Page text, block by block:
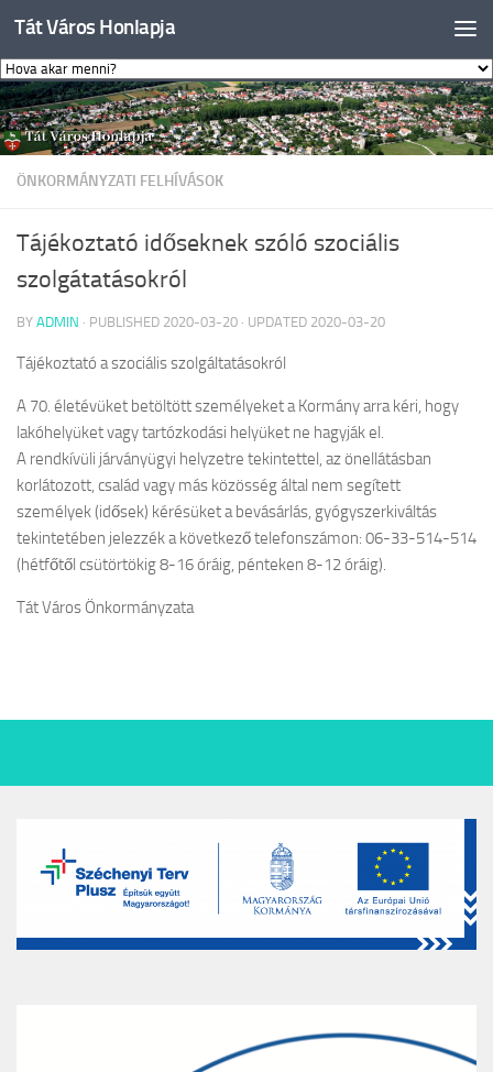
Skip to content
Tát Város Honlapja
ÖNKORMÁNYZATI FELHÍVÁSOK
Tájékoztató időseknek szóló szociális
szolgátatásokról
BY ADMIN · PUBLISHED 2020-03-20 · UPDATED 2020-03-20
Tájékoztató a szociális szolgáltatásokról
A 70. életévüket betöltött személyeket a Kormány arra kéri, hogy
lakóhelyüket vagy tartózkodási helyüket ne hagyják el.
A rendkívüli járványügyi helyzetre tekintettel, az önellátásban
korlátozott, család vagy más közösség által nem segített
személyek (idősek) kérésüket a bevásárlás, gyógyszerkiváltás
tekintetében jelezzék a következő telefonszámon: 06-33-514-514
(hétfőtől csütörtökig 8-16 óráig, pénteken 8-12 óráig).
Tát Város Önkormányzata